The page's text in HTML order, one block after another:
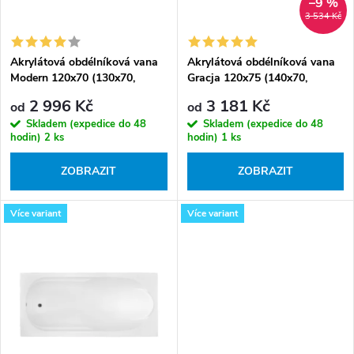
u
k
t
ů
d
u
t
ů
Akrylátová obdélníková vana
Modern 120x70 (130x70,
170x70, 180x80)
od 2 996 Kč
Skladem (expedice do 48
hodin) 2 ks
ZOBRAZIT
3 534 Kč
Akrylátová obdélníková vana
Gracja 120x75 (140x70,
170x75, 180x80)
od 3 181 Kč
Skladem (expedice do 48
hodin) 1 ks
ZOBRAZIT
Více variant Více variant